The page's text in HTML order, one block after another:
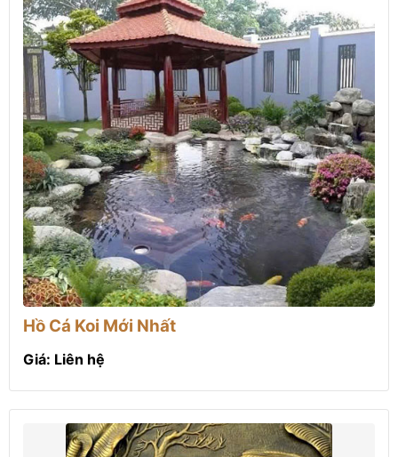
Hồ Cá Koi Mới Nhất
Giá: Liên hệ